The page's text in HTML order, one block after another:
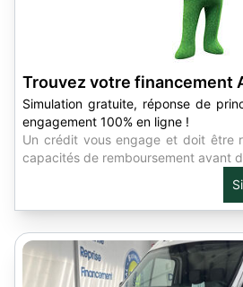
Trouvez votre financement
Simulation gratuite, réponse de
engagement 100% en ligne !
Un crédit vous engage et doit être
capacités de remboursement avant